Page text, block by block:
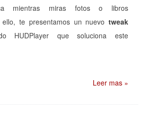
mientras miras fotos o libros
ello, te presentamos un nuevo tweak
HUDPlayer que soluciona este
Leer mas »